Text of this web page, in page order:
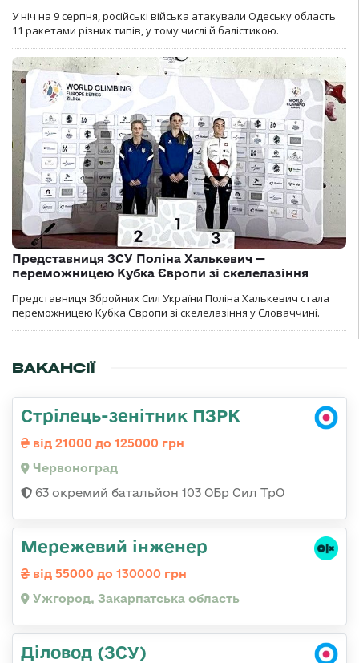
У ніч на 9 серпня, російські війська атакували Одеську область
11 ракетами різних типів, у тому числі й балістикою.
Представниця ЗСУ Поліна Халькевич —
переможницею Кубка Європи зі скелелазіння
Представниця Збройних Сил України Поліна Халькевич стала
переможницею Кубка Європи зі скелелазіння у Словаччині.
ВАКАНСІЇ
Стрілець-зенітник ПЗРК
від 21000 до 125000 грн
Червоноград
63 окремий батальйон 103 ОБр Сил ТрО
Мережевий інженер
від 55000 до 130000 грн
Ужгород, Закарпатська область
Діловод (ЗСУ)